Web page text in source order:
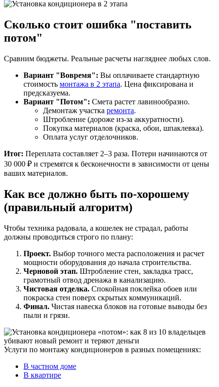
Сколько стоит ошибка "поставить
потом"
Сравним бюджеты. Реальные расчеты нагляднее любых слов.
Вариант "Вовремя": Вы оплачиваете стандартную
стоимость монтажа в 2 этапа. Цена фиксирована и
предсказуема.
Вариант "Потом": Смета растет лавинообразно.
Демонтаж участка ремонта.
Штробление (дороже из-за аккуратности).
Покупка материалов (краска, обои, шпаклевка).
Оплата услуг отделочников.
Итог: Переплата составляет 2–3 раза. Потери начинаются от
30 000 ₽ и стремятся к бесконечности в зависимости от цены
ваших материалов.
Как все должно быть по-хорошему
(правильный алгоритм)
Чтобы техника радовала, а кошелек не страдал, работы
должны проводиться строго по плану:
Проект. Выбор точного места расположения и расчет
мощности оборудования до начала строительства.
Черновой этап. Штробление стен, закладка трасс,
грамотный отвод дренажа в канализацию.
Чистовая отделка. Спокойная поклейка обоев или
покраска стен поверх скрытых коммуникаций.
Финал. Чистая навеска блоков на готовые выводы без
пыли и грязи.
Услуги по монтажу кондиционеров в разных помещениях:
В частном доме
В квартире